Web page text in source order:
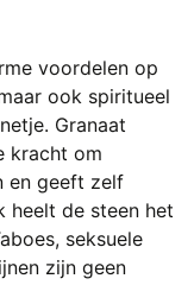
voordelen op
ook spiritueel
Granaat
kracht om
en geeft zelf
heelt de steen het
seksuele
zijn geen